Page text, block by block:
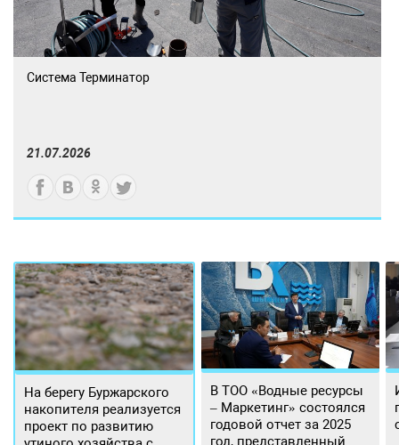
Система Терминатор
21.07.2026
На берегу Буржарского
накопителя реализуется
проект по развитию
В ТОО «Водные ресурсы
– Маркетинг» состоялся
годовой отчет за 2025
год, представленный